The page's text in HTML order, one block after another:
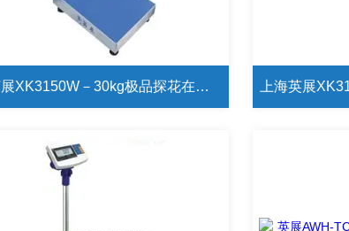
英展XK3150W－30kg极品探花在线播放